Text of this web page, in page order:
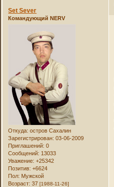
Set Sever
Командующий NERV
Откуда: остров Сахалин
Зарегистрирован: 03-06-2009
Приглашений: 0
Сообщений: 13033
Уважение: +25342
Позитив: +6624
Пол: Мужской
Возраст: 37[1988-11-26]